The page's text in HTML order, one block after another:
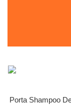
Porta Shampoo